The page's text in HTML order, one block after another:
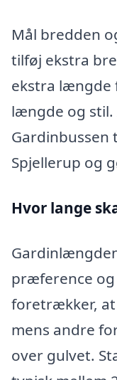
Mål bredden
tilføj ekstra
ekstra længde
længde og stil.
Gardinbussen
Spjellerup og
Hvor lange
præference
foretrækker,
mens andre
over gulvet.